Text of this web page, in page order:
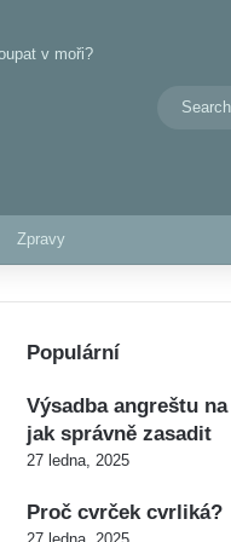
v moři?
Switch
Zpravy
Populární
Výsadba angreštu
jak správně zasadit
27 ledna, 2025
Proč cvrček cvrliká?